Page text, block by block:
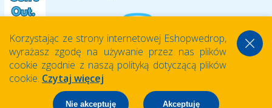
Korzystając ze strony internetowej Eshopwedrop,
wyrażasz zgodę na używanie przez nas plików
cookie zgodnie z naszą polityką dotyczącą plików
cookie. Czytaj więcej
Nie akceptuję Akceptuję